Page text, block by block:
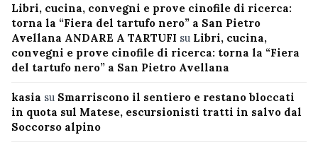
Libri, cucina, convegni e prove cinofile di ricerca:
torna la “Fiera del tartufo nero” a San Pietro
Avellana ANDARE A TARTUFI su Libri, cucina,
convegni e prove cinofile di ricerca: torna la “Fiera
del tartufo nero” a San Pietro Avellana
kasia su Smarriscono il sentiero e restano bloccati
in quota sul Matese, escursionisti tratti in salvo dal
Soccorso alpino